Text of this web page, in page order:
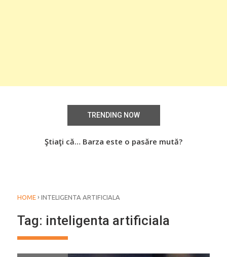
TRENDING NOW
Ştiaţi că… Barza este o pasăre mută?
HOME › INTELIGENTA ARTIFICIALA
Tag: inteligenta artificiala